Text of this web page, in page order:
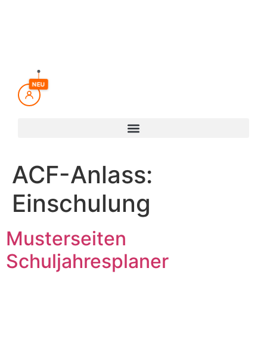
NEU
ACF-Anlass:
Einschulung
Musterseiten
Schuljahresplaner